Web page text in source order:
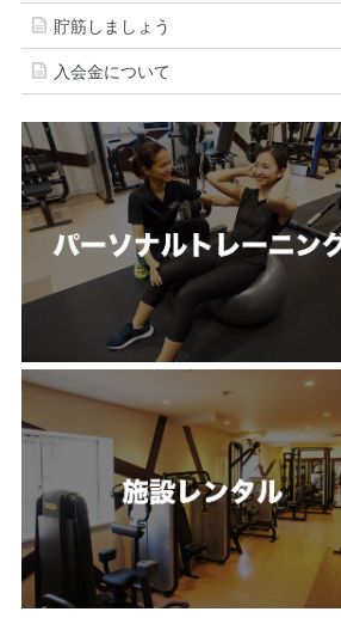
貯筋しましょう
入会金について